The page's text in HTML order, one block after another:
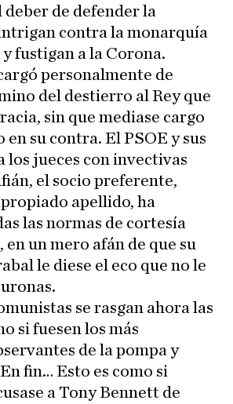
de defender la
contra la monarquía
fustigan a la Corona.
personalmente de
del destierro al Rey que
sin que mediase cargo
su contra. El PSOE y sus
los jueces con invectivas
el socio preferente,
apellido, ha
las normas de cortesía
un mero afán de que su
le diese el eco que no le
se rasgan ahora las
si fuesen los más
de la pompa y
fin… Esto es como si
a Tony Bennett de